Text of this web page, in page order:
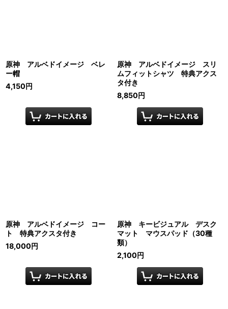
原神 アルベドイメージ ベレ
ー帽
4,150円
原神 アルベドイメージ スリ
ムフィットシャツ 特典アクス
タ付き
8,850円
原神 アルベドイメージ コー
ト 特典アクスタ付き
18,000円
原神 キービジュアル デスク
マット マウスパッド（30種
類）
2,100円